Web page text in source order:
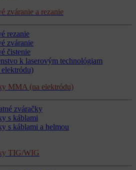
zváranie a rezanie
rezanie
zváranie
čistenie
k laserovým technológiam
MMA (na elektródu)
zváračky
s káblami
s káblami a helmou
TIG/WIG